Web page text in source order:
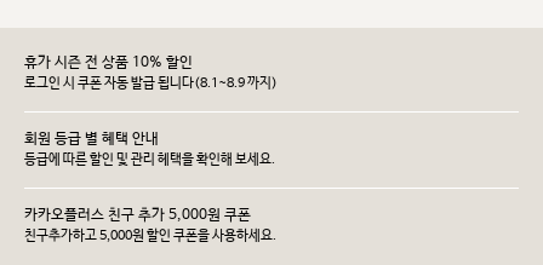
휴가 시즌 전 상품 10% 할인
로그인 시 쿠폰 자동 발급 됩니다(8.1~8.9 까지)
회원 등급 별 혜택 안내
등급에 따른 할인 및 관리 헤택을 확인해 보세요.
카카오플러스 친구 추가 5,000원 쿠폰
친구추가하고 5,000원 할인 쿠폰을 사용하세요.